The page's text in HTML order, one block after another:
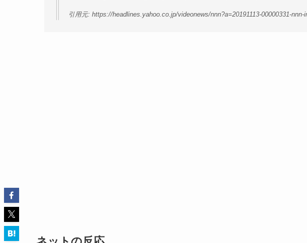
引用元: https://headlines.yahoo.co.jp/videonews/nnn?a=20191113-00000331-nnn-